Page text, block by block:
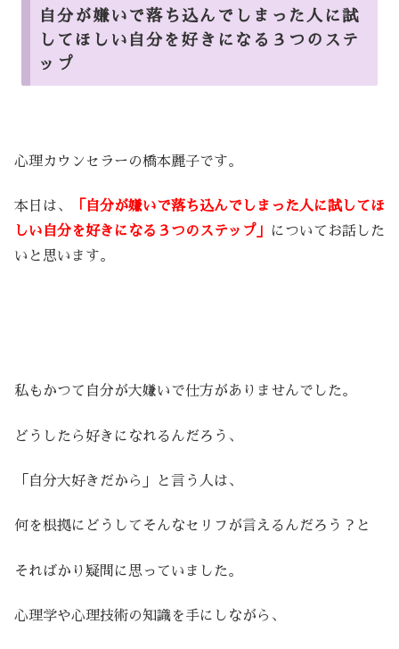
自分が嫌いで落ち込んでしまった人に試
してほしい自分を好きになる３つのステ
ップ
心理カウンセラーの橋本麗子です。
本日は、
「自分が嫌いで落ち込んでしまった人に試してほ
しい自分を好きになる３つのステップ」
についてお話した
いと思います。
私もかつて自分が大嫌いで仕方がありませんでした。
どうしたら好きになれるんだろう、
「自分大好きだから」と言う人は、
何を根拠にどうしてそんなセリフが言えるんだろう？と
そればかり疑問に思っていました。
心理学や心理技術の知識を手にしながら、